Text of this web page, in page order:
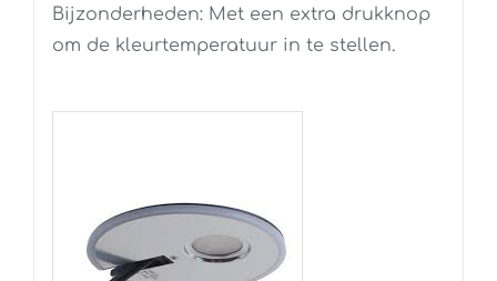
Bijzonderheden: Met een extra drukknop
om de kleurtemperatuur in te stellen.